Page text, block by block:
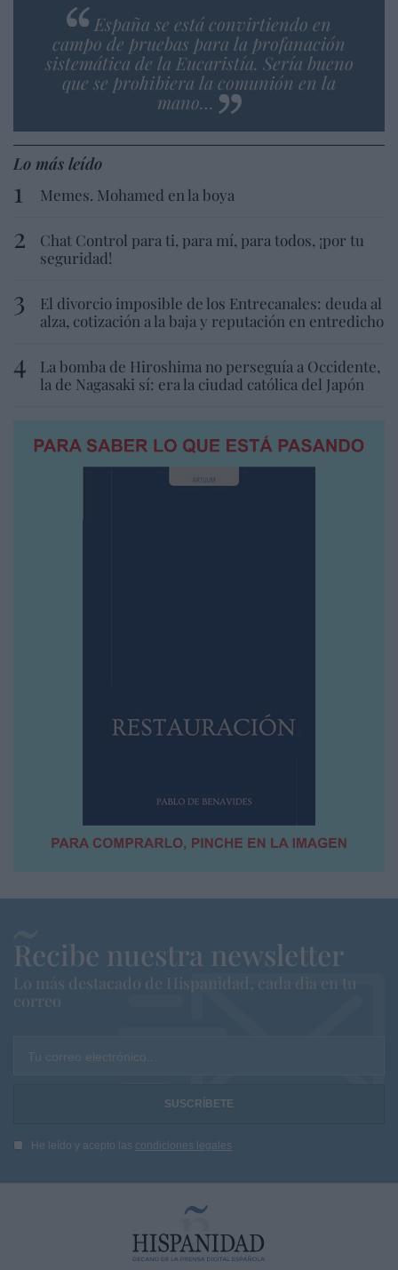
España se está convirtiendo en
campo de pruebas para la profanación
sistemática de la Eucaristía. Sería bueno
que se prohibiera la comunión en la
mano…
Lo más leído
Memes. Mohamed en la boya
Chat Control para ti, para mí, para todos, ¡por tu
seguridad!
El divorcio imposible de los Entrecanales: deuda al
alza, cotización a la baja y reputación en entredicho
La bomba de Hiroshima no perseguía a Occidente,
la de Nagasaki sí: era la ciudad católica del Japón
Recibe nuestra newsletter
Lo más destacado de Hispanidad, cada dia en tu
correo
Tu correo electrónico...
He leído y acepto las condiciones legales